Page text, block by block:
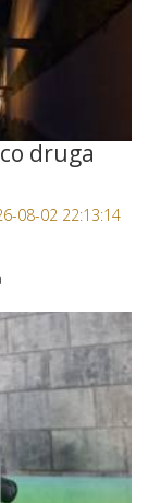
druga
08-02 22:13:14